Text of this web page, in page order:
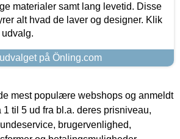
materialer samt lang levetid. Disse
alt hvad de laver og designer. Klik
udvalg.
på Önling.com
mest populære webshops og anmeldt
1 til 5 ud fra bl.a. deres prisniveau,
brugervenlighed,